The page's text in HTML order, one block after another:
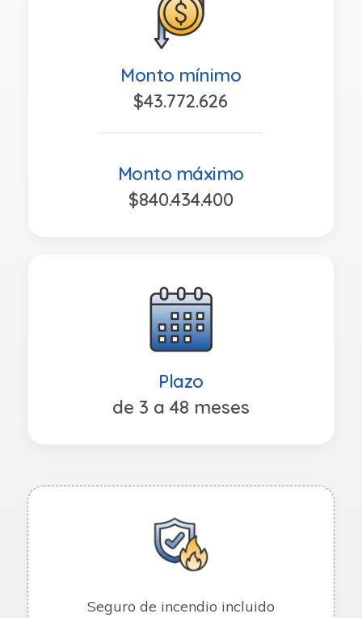
Monto mínimo
$43.772.626
Monto máximo
$840.434.400
Plazo
de 3 a 48 meses
Seguro de incendio incluido